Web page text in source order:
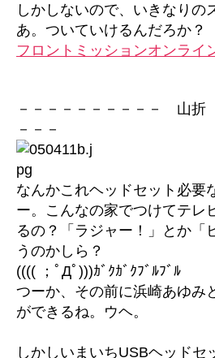
しかしないので、いきなりの
あ。ついていけるんだろか？
フロントミッションオンライ
－－－－－－－－－－ 山折
－－－
なんかこれヘッドセット必要
ー。こんなの家でつけてテレ
るの？「ラジャー！」とか「
うのかしら？
(((( ；ﾟДﾟ)))ｶﾞｸｶﾞｸﾌﾞﾙﾌﾞﾙ
つーか、その前に浜崎あゆみ
ができるね。ウヘ。
しかしいまいちUSBヘッドセ